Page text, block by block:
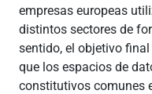
empresas europeas
distintos sectores de
sentido, el objetivo
que los espacios de
constitutivos comunes